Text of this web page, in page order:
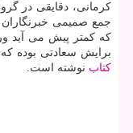
كرمانی، دقایقی در
جمع صمیمی
كه كمتر پیش می آید
برایش سعادتی بوده كه
كتاب نوشته است.